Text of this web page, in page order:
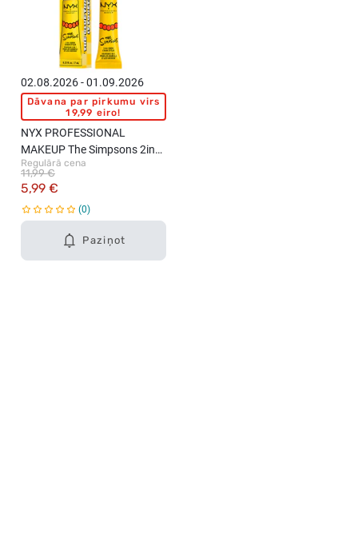
Paziņot
02.08.2026 - 01.09.2026
Dāvana par pirkumu virs
19,99 eiro!
NYX PROFESSIONAL
MAKEUP The Simpsons 2in1
uzacu un matu veidošanas
līdzeklis, 7ml
Regulārā cena
5,99 €
11,99 €
0